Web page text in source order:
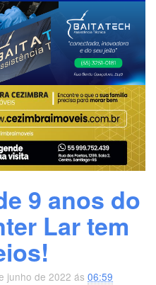
9 anos do
Lar tem
junho de 2022 ás 06:59